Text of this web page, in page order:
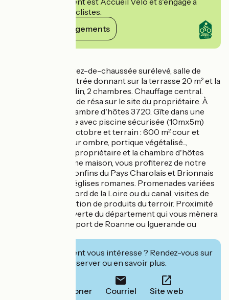
accueillir des cyclistes.
Voir ses engagements
Gîte de 75 m² sur rez-de-chaussée surélevé, salle de
séjour avec baie vitrée donnant sur la terrasse 20 m² et la
piscine, poêle Godin, 2 chambres. Chauffage central.
Parking. Planning de résa sur le site du propriétaire. À
proximité de la chambre d'hôtes 3720. Gîte dans une
ancienne fermette avec piscine sécurisée (10mx5m)
ouverte de mai à octobre et terrain : 600 m² cour et
pelouse, tilleul pour ombre, portique végétalisé...,
communs avec le propriétaire et la chambre d'hôtes
située dans la même maison, vous profiterez de notre
belle région aux confins du Pays Charolais et Brionnais
célèbre pour ses églises romanes. Promenades variées
dans les bois, au bord de la Loire ou du canal, visites de
villages et dégustation de produits du terroir. Proximité
de la Véloire voie verte du département qui vous mènera
de Vougy jusqu'au port de Roanne ou Iguerande ou
Cet établissement vous intéresse ? Rendez-vous sur
leur site pour réserver ou en savoir plus.
Téléphoner Courriel Site web